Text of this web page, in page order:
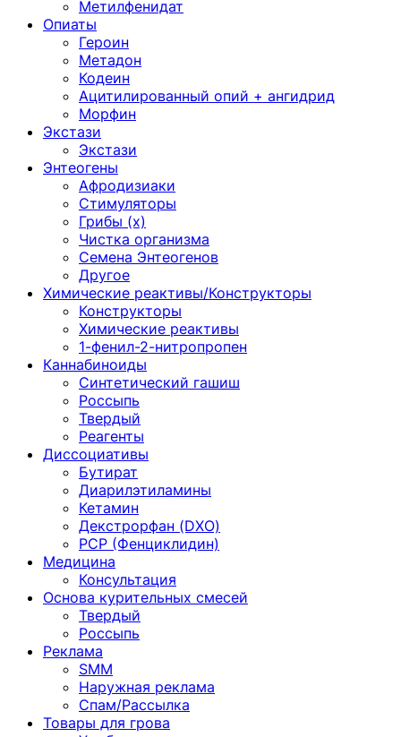
Метилфенидат
Опиаты
Героин
Метадон
Кодеин
Ацитилированный опий + ангидрид
Морфин
Экстази
Экстази
Энтеогены
Афродизиаки
Стимуляторы
Грибы (х)
Чистка организма
Семена Энтеогенов
Другое
Химические реактивы/Конструкторы
Конструкторы
Химические реактивы
1-фенил-2-нитропропен
Каннабиноиды
Синтетический гашиш
Россыпь
Твердый
Реагенты
Диссоциативы
Бутират
Диарилэтиламины
Кетамин
Декстрорфан (DXO)
PCP (Фенциклидин)
Медицина
Консультация
Основа курительных смесей
Твердый
Россыпь
Реклама
SMM
Наружная реклама
Спам/Рассылка
Товары для грова